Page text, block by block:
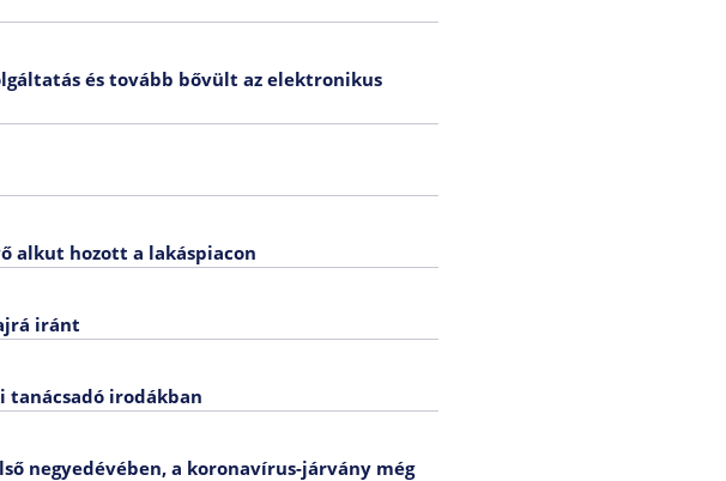
és tovább bővült az elektronikus
alkut hozott a lakáspiacon
iránt
tanácsadó irodákban
negyedévében, a koronavírus-járvány még